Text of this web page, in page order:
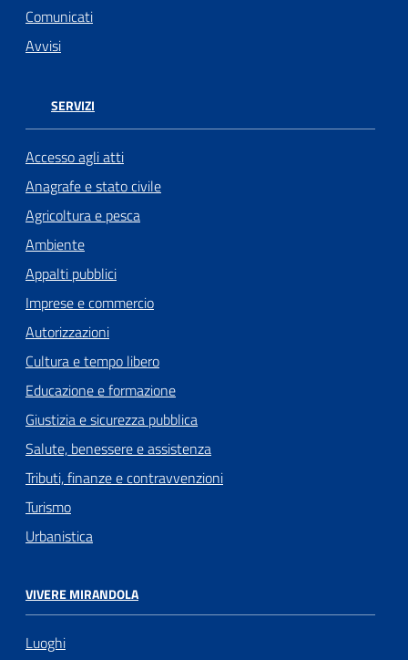
Comunicati
Avvisi
SERVIZI
Accesso agli atti
Anagrafe e stato civile
Agricoltura e pesca
Ambiente
Appalti pubblici
Imprese e commercio
Autorizzazioni
Cultura e tempo libero
Educazione e formazione
Giustizia e sicurezza pubblica
Salute, benessere e assistenza
Tributi, finanze e contravvenzioni
Turismo
Urbanistica
VIVERE MIRANDOLA
Luoghi